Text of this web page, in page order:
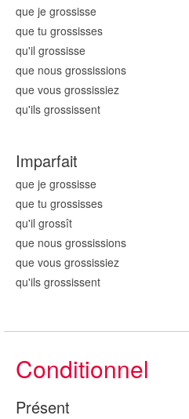
que je grossisse
que tu grossisses
qu'il grossisse
que nous grossissions
que vous grossissiez
qu'ils grossissent
Imparfait
que je grossisse
que tu grossisses
qu'il grossît
que nous grossissions
que vous grossissiez
qu'ils grossissent
Conditionnel
Présent